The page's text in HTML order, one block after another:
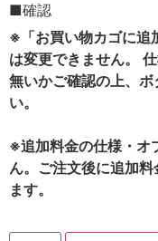
■確認
※「お買い物カゴに追
は変更できません。
無いかご確認の上、
い。
※追加料金の仕様・オ
ん。ご注文後に追加
ます。